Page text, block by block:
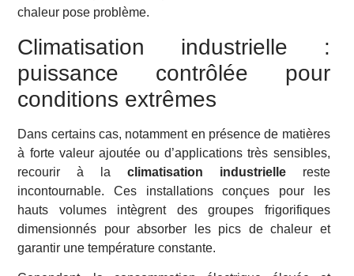
chaleur pose problème.
Climatisation industrielle :
puissance contrôlée pour
conditions extrêmes
Dans certains cas, notamment en présence de matières
à forte valeur ajoutée ou d’applications très sensibles,
recourir à la climatisation industriellereste
incontournable. Ces installations conçues pour les
hauts volumes intègrent des groupes frigorifiques
dimensionnés pour absorber les pics de chaleur et
garantir une température constante.